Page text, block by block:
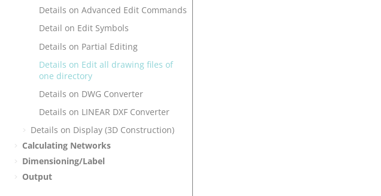
Details on Advanced Edit Commands
Detail on Edit Symbols
Details on Partial Editing
Details on Edit all drawing files of
one directory
Details on DWG Converter
Details on LINEAR DXF Converter
Details on Display (3D Construction)
Calculating Networks
Dimensioning/Label
Output